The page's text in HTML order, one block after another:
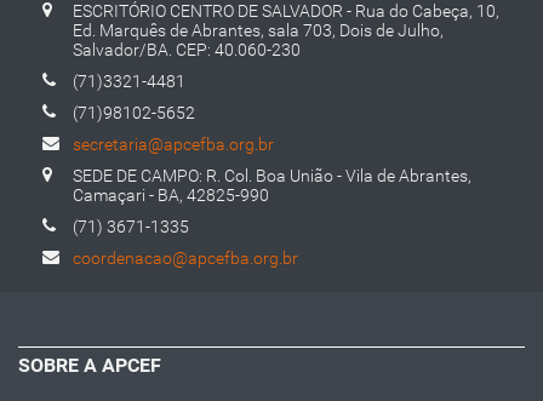
ESCRITÓRIO CENTRO DE SALVADOR - Rua do Cabeça, 10,
Ed. Marquês de Abrantes, sala 703, Dois de Julho,
Salvador/BA. CEP: 40.060-230
(71)3321-4481
(71)98102-5652
secretaria@apcefba.org.br
SEDE DE CAMPO: R. Col. Boa União - Vila de Abrantes,
Camaçari - BA, 42825-990
(71) 3671-1335
coordenacao@apcefba.org.br
SOBRE A APCEF